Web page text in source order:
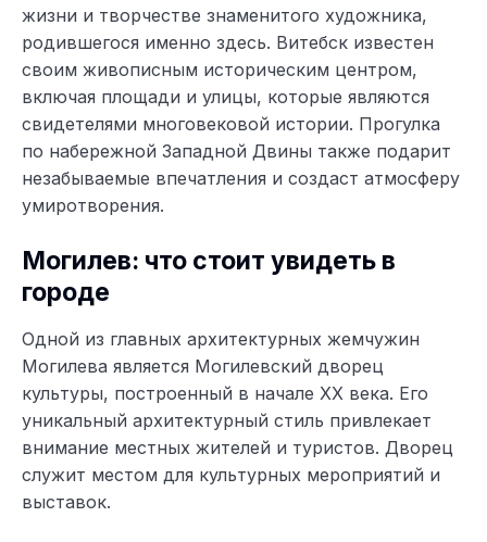
жизни и творчестве знаменитого художника,
родившегося именно здесь. Витебск известен
своим живописным историческим центром,
включая площади и улицы, которые являются
свидетелями многовековой истории. Прогулка
по набережной Западной Двины также подарит
незабываемые впечатления и создаст атмосферу
умиротворения.
Могилев: что стоит увидеть в
городе
Одной из главных архитектурных жемчужин
Могилева является Могилевский дворец
культуры, построенный в начале XX века. Его
уникальный архитектурный стиль привлекает
внимание местных жителей и туристов. Дворец
служит местом для культурных мероприятий и
выставок.